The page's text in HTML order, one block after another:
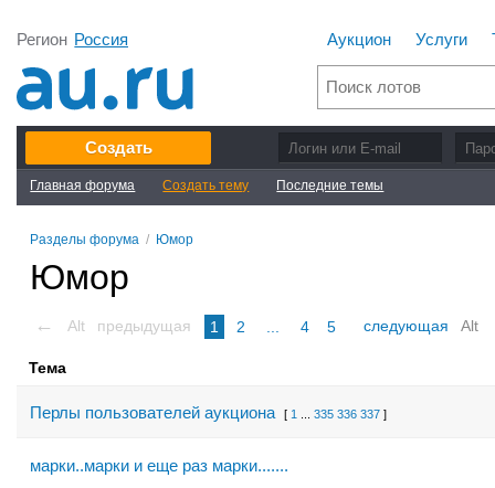
Регион Россия Аукцион Услуги
Создать
Главная форума Создать тему Последние темы
Разделы форума / Юмор
Юмор
1 2 4 5
← Alt предыдущая следующая Alt
Тема
Перлы пользователей аукциона [ 1 335 336 337 ]
марки..марки и еще раз марки.......